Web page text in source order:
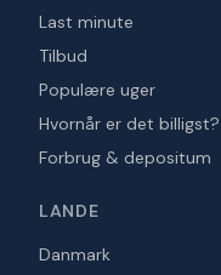
Last minute
Tilbud
Populære uger
Hvornår er det billigst?
Forbrug & depositum
LANDE
Danmark